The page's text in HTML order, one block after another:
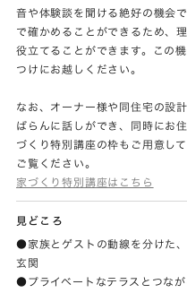
音や体験談を聞ける絶好の機会
で確かめることができるため、
役立てることができます。この
つけにお越しください。
なお、オーナー様や同住宅の設
ばらんに話しができ、同時にお
づくり特別講座の枠もご用意し
ご覧ください。
家づくり特別講座はこちら
見どころ
●家族とゲストの動線を分けた
玄関
●プライベートなテラスとつな